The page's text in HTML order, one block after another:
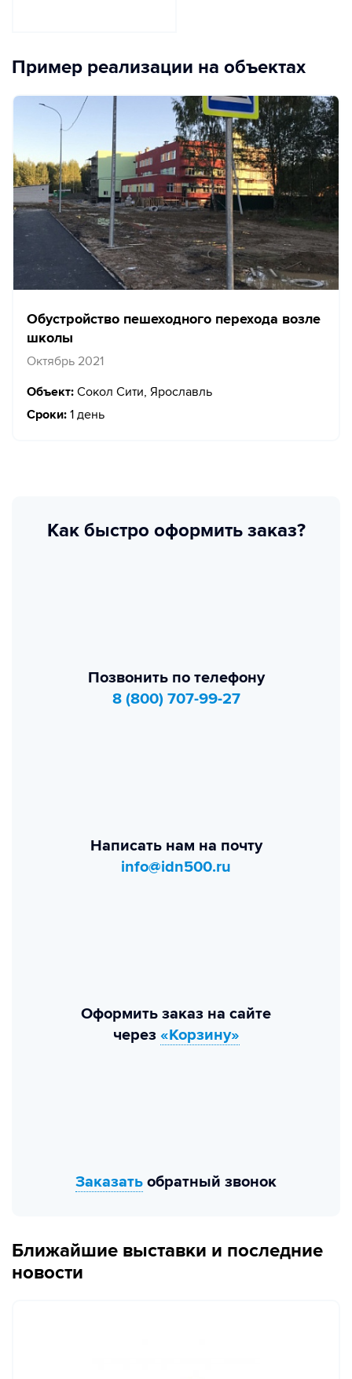
Пример реализации на объектах
Обустройство пешеходного перехода возле
школы
Октябрь 2021
Объект: Сокол Сити, Ярославль
Сроки: 1 день
Как быстро оформить заказ?
Позвонить по телефону
8 (800) 707-99-27
Написать нам на почту
info@idn500.ru
Оформить заказ на сайте
через «Корзину»
Заказать обратный звонок
Ближайшие выставки и последние
новости